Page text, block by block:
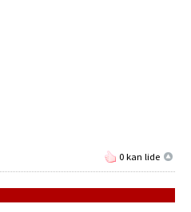
0 kan lide